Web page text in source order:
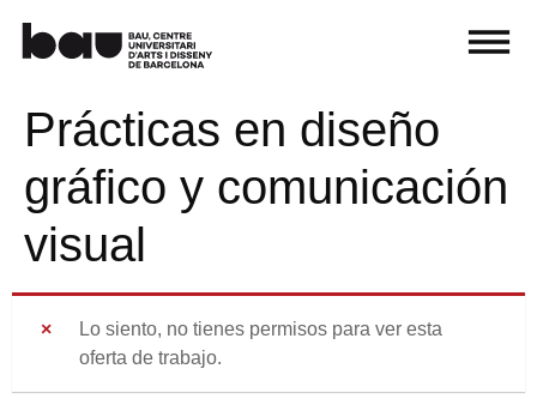
Prácticas en diseño
gráfico y comunicación
visual
Lo siento, no tienes permisos para ver esta
oferta de trabajo.